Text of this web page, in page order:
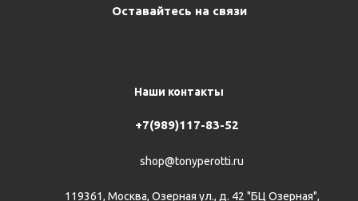
Оставайтесь на связи
Наши контакты
+7(989)117-83-52
shop@tonyperotti.ru
119361, Москва, Озерная ул., д. 42 "БЦ Озерная",